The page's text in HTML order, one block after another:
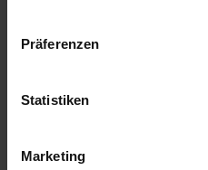
Präferenzen
Statistiken
Marketing